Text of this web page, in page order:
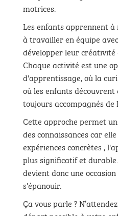
motrices.
Les enfants apprennent
à travailler en équipe
développer leur créativité
Chaque activité est une
d'apprentissage, où la
où les enfants
toujours accompagnés
Cette approche permet
des connaissances car
expériences concrètes ;
plus significatif et
devient donc une
s'épanouir.
Ça vous parle ?